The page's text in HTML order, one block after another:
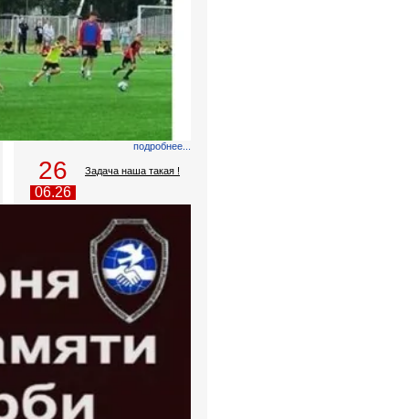
подробнее...
26
06.26
Задача наша такая !